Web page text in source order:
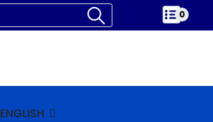
0
ENGLISH